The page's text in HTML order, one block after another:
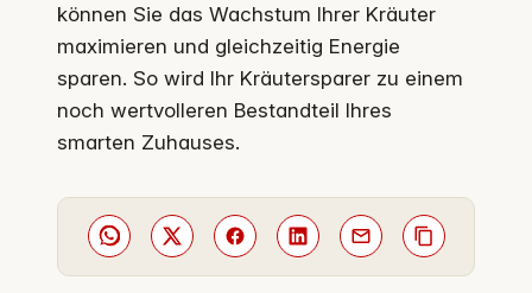
können Sie das Wachstum Ihrer Kräuter
maximieren und gleichzeitig Energie
sparen. So wird Ihr Kräutersparer zu einem
noch wertvolleren Bestandteil Ihres
smarten Zuhauses.